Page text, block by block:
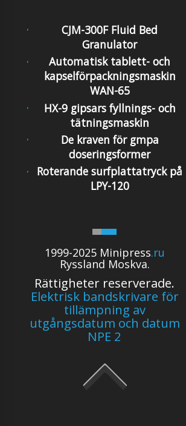
1999-2025 Minipress.ru
Ryssland Moskva.
Rättigheter reserverade.
Elektrisk bandskrivare för
tillämpning av
utgångsdatum och datum
NPE 2
CJM-300F Fluid Bed
Granulator
Automatisk tablett- och
kapselförpackningsmaskin
WAN-65
HX-9 gipsars fyllnings- och
tätningsmaskin
De kraven för gmpa
doseringsformer
Roterande surfplattatryck på
LPY-120